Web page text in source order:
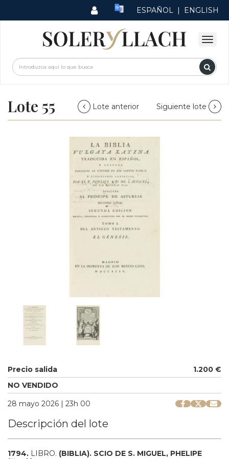
ESPAÑOL | ENGLISH
Lote 55 Lote anterior Siguiente lote
Precio salida
1.200 €
NO VENDIDO
28 mayo 2026 | 23h 00
Descripción del lote
1794. LIBRO. (BIBLIA). SCIO DE S. MIGUEL, PHELIPE